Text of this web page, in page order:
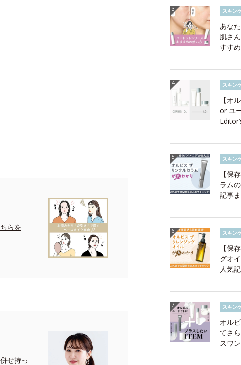
らを
せ持っ
スキン
あな
肌さ
すす
スキン
【オ
or ユ
スキン
【保
ラム
記事
スキン
【保
グオ
人気
スキン
オル
てさ
スワ